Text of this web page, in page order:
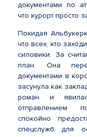
документами по
что курорт просто
Покидая
что всех, кто
силовики. За
план. Она
документами в
засунула как
роман и
отправлением
спокойно
спецслужб для